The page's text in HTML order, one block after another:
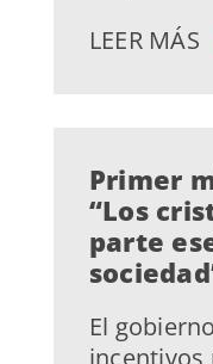
LEER MÁS
Primer
“Los
parte
El
incentivos